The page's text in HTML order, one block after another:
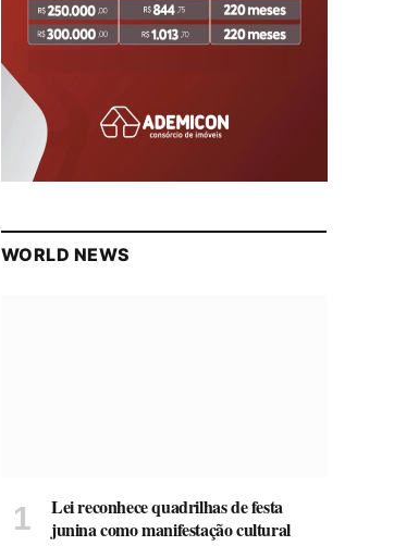
WORLD NEWS
Lei reconhece quadrilhas de festa
junina como manifestação cultural